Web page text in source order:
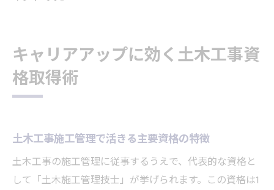
キャリアアップに効く土木工事資
格取得術
土木工事施工管理で活きる主要資格の特徴
土木工事の施工管理に従事するうえで、代表的な資格と
して「土木施工管理技士」が挙げられます。この資格は1